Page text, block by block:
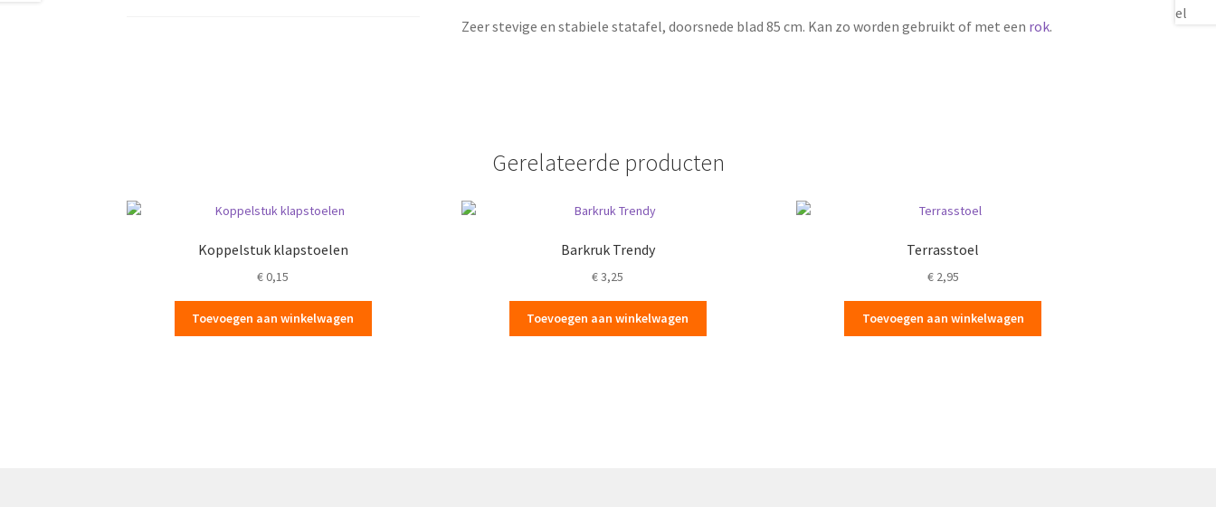
Zeer stevige en stabiele statafel, doorsnede blad 85 cm. Kan zo worden gebruikt of met een rok.
Gerelateerde producten
Koppelstuk klapstoelen
€0,15
Toevoegen aan winkelwagen
Barkruk Trendy
€3,25
Toevoegen aan winkelwagen
Terrasstoel
€2,95
Toevoegen aan winkelwagen